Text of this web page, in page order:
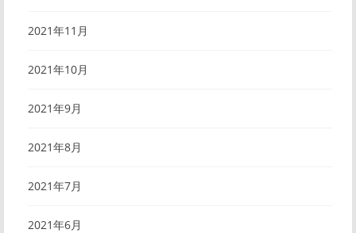
2021年11月
2021年10月
2021年9月
2021年8月
2021年7月
2021年6月